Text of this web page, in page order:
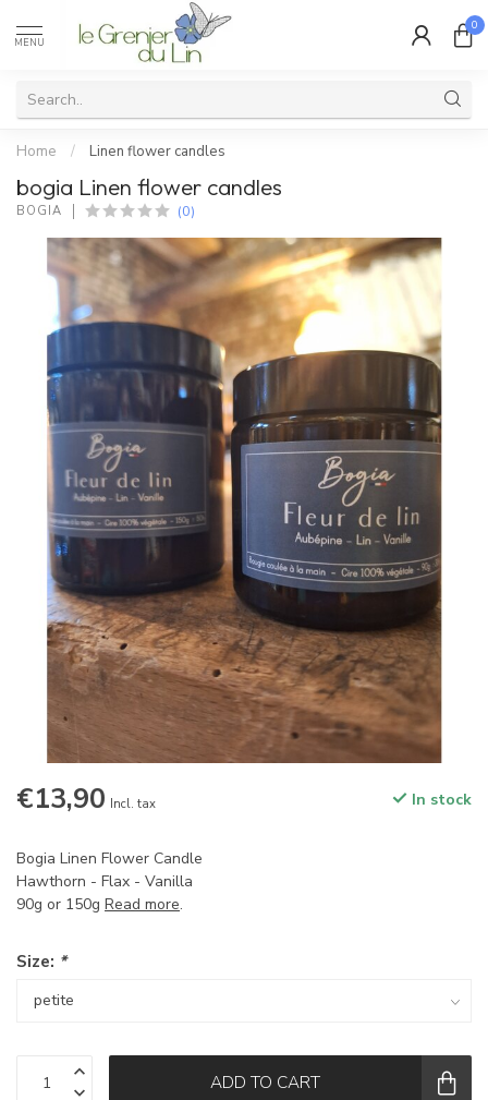
MENU
0
Home / Linen flower candles
bogia Linen flower candles
BOGIA (0)
€13,90 Incl. tax In stock
Bogia Linen Flower Candle
Hawthorn - Flax - Vanilla
90g or 150g Read more.
Size: *
ADD TO CART